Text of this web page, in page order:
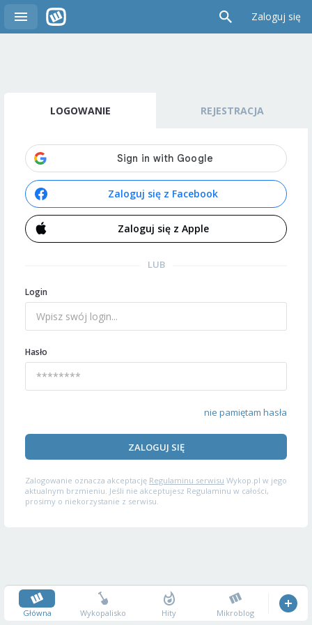
Zaloguj się
LOGOWANIE REJESTRACJA
Zaloguj się z Facebook
Zaloguj się z Apple
LUB
Login
Hasło
nie pamiętam hasła
ZALOGUJ SIĘ
Zalogowanie oznacza akceptację Regulaminu serwisu Wykop.pl w jego
aktualnym brzmieniu. Jeśli nie akceptujesz Regulaminu w całości,
prosimy o niekorzystanie z serwisu.
Główna Wykopalisko Hity Mikroblog